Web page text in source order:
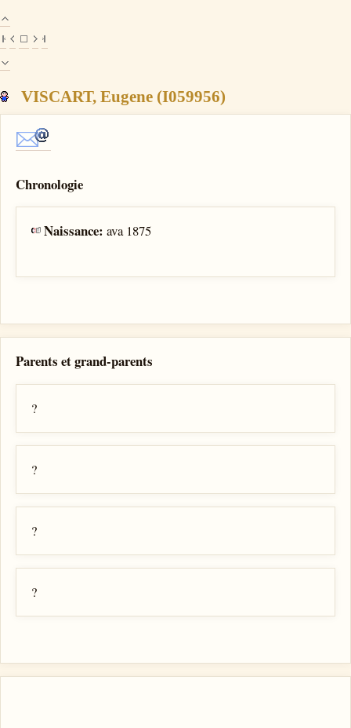
VISCART, Eugene (I059956)
Chronologie
Naissance:ava 1875
Parents et grand-parents
?
?
?
?